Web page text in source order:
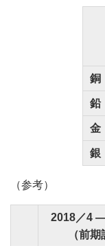
銅
鉛
金
銀
（参考）
2018／4
（前期